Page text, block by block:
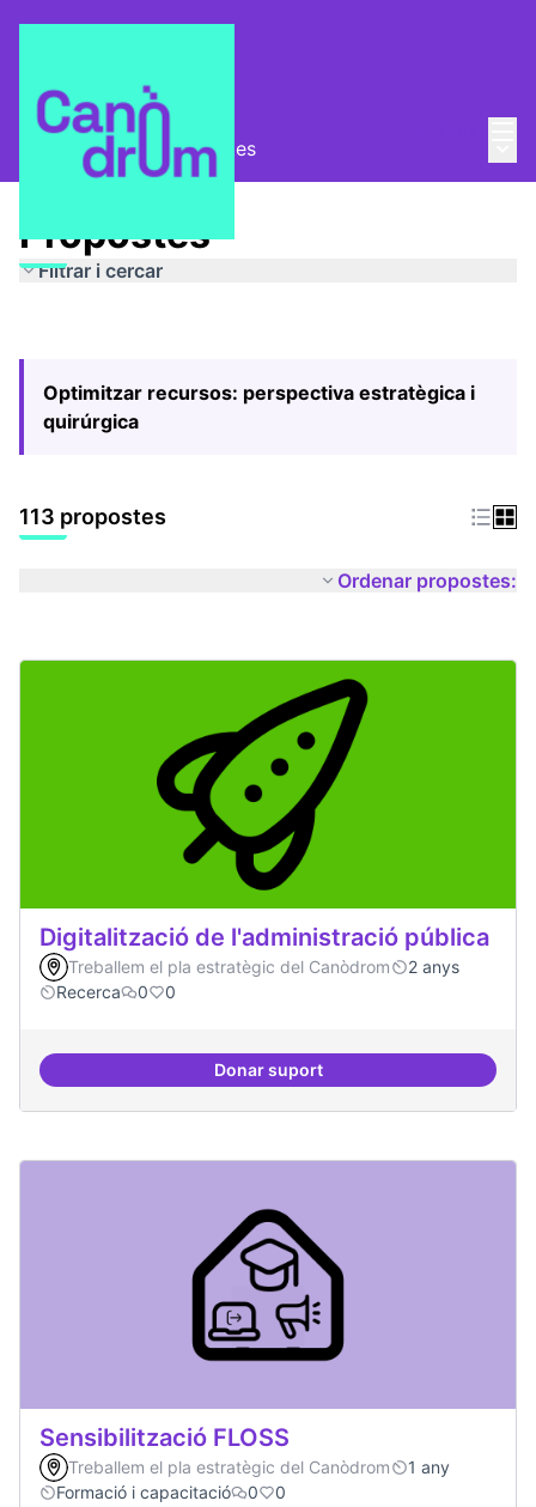
Pla Estratègic Propostes
Propostes
Filtrar i cercar
Optimitzar recursos: perspectiva estratègica i
quirúrgica
113 propostes
Ordenar propostes:
Digitalització de l'administració pública
Treballem el pla estratègic del Canòdrom
2 anys
Recerca
0 0
Donar suportDigitalització de l'administració
Sensibilització FLOSS
Treballem el pla estratègic del Canòdrom
1 any
Formació i capacitació
0 0